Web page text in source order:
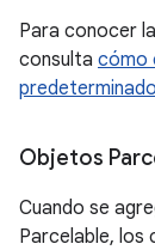
Para conocer
consulta cómo
Objetos
Cuando se
Parcelable, los